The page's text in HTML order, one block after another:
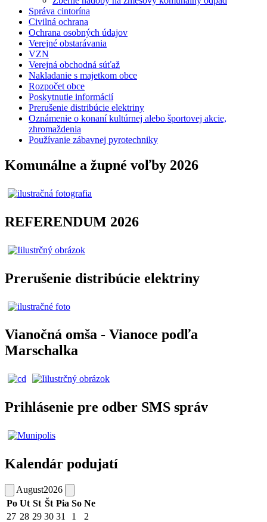
Správa cintorína
Civilná ochrana
Ochrana osobných údajov
Verejné obstarávania
VZN
Verejná obchodná súťaž
Nakladanie s majetkom obce
Rozpočet obce
Poskytnutie informácií
Prerušenie distribúcie elektriny
Oznámenie o konaní kultúrnej alebo športovej akcie,
zhromaždenia
Používanie zábavnej pyrotechniky
Komunálne a župné voľby 2026
REFERENDUM 2026
Prerušenie distribúcie elektriny
Vianočná omša - Vianoce podľa
Marschalka
Prihlásenie pre odber SMS správ
Kalendár podujatí
August2026
Po Ut St Št Pia So Ne
27 28 29 30 31 1
2